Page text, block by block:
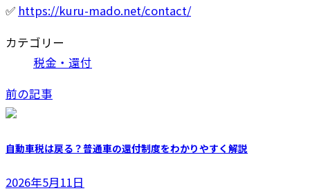
✅ https://kuru-mado.net/contact/
カテゴリー
税金・還付
前の記事
自動車税は戻る？普通車の還付制度をわかりやすく解説
2026年5月11日